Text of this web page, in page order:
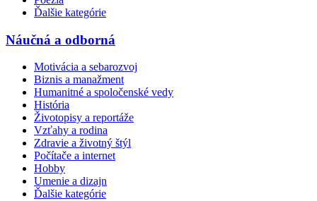
Ďalšie kategórie
Náučná a odborná
Motivácia a sebarozvoj
Biznis a manažment
Humanitné a spoločenské vedy
História
Životopisy a reportáže
Vzťahy a rodina
Zdravie a životný štýl
Počítače a internet
Hobby
Umenie a dizajn
Ďalšie kategórie